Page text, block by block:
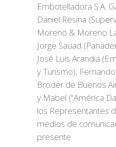
Embotelladora S.A.
Daniel Resina
Moreno & Moreno
Jorge Sauad
José Luis Arandia
y Turismo),
Broder de Buenos
y Mabel (“América
los Representantes
medios de
presente.